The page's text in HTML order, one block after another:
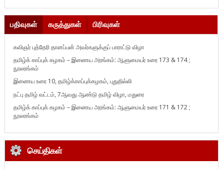
பதிவுகள் கருத்துகள் பிரிவுகள்
கவிஞர் புத்தேரி தானப்பன் அவர்களுக்குப் பாராட்டு விழா
தமிழ்க் காப்புக் கழகம் – இணைய அரங்கம்: ஆளுமையர் உரை 173 & 174 ;
நூலரங்கம்
இணைய உரை 10, தமிழ்க்காப்புக்கழகம், புதுதில்லி
நட்பு தமிழ் வட்டம், 7ஆவது ஆண்டு தமிழ் விழா, மதுரை
தமிழ்க் காப்புக் கழகம் – இணைய அரங்கம்: ஆளுமையர் உரை 171 & 172 ;
நூலரங்கம்
செய்திகள்